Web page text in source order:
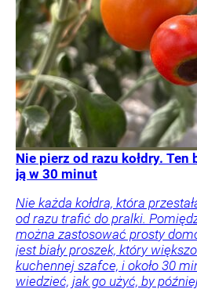
Nie pierz od razu kołdry. Ten
ją w 30 minut
Nie każda kołdra, która
od razu trafić do pralki.
można zastosować prosty
jest biały proszek, który
kuchennej szafce, i około 30
wiedzieć, jak go użyć, by